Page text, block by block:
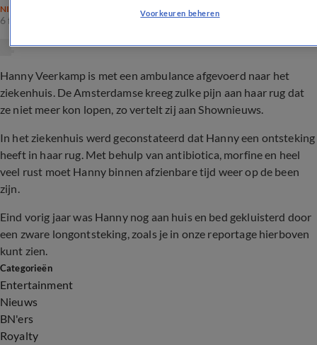
NIEUWS
6 feb 2017, 22:40
Hanny Veerkamp is met een ambulance afgevoerd naar het
ziekenhuis. De Amsterdamse kreeg zulke pijn aan haar rug dat
ze niet meer kon lopen, zo vertelt zij aan Shownieuws.
In het ziekenhuis werd geconstateerd dat Hanny een ontsteking
heeft in haar rug. Met behulp van antibiotica, morfine en heel
veel rust moet Hanny binnen afzienbare tijd weer op de been
zijn.
Eind vorig jaar was Hanny nog aan huis en bed gekluisterd door
een zware longontsteking, zoals je in onze reportage hierboven
kunt zien.
Categorieën
Entertainment
Nieuws
BN'ers
Royalty
Voorkeuren beheren